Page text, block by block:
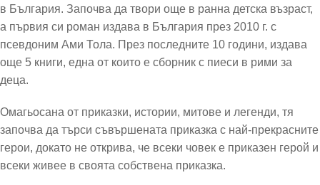
в България. Започва да твори още в ранна детска възраст,
а първия си роман издава в България през 2010 г. с
псевдоним Ами Тола. През последните 10 години, издава
още 5 книги, една от които е сборник с пиеси в рими за
деца.
Омагьосана от приказки, истории, митове и легенди, тя
започва да търси съвършената приказка с най-прекрасните
герои, докато не открива, че всеки човек е приказен герой и
всеки живее в своята собствена приказка.